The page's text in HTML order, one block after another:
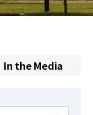
In the Media